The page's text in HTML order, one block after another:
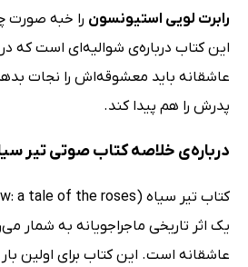
رابرت لویی استیونسون را خبه صورت
این کتاب درباره‌ی شوالیه‌ای است که در
عاشقانه باید معشوقه‌اش را نجات
پدرش را هم پیدا کند.
درباره‌ی خلاصه کتاب صوتی تیر
یک اثر تاریخی ماجراجویانه به شمار
عاشقانه است. این کتاب برای اولین